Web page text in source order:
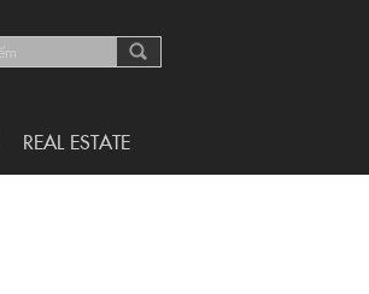
REAL ESTATE